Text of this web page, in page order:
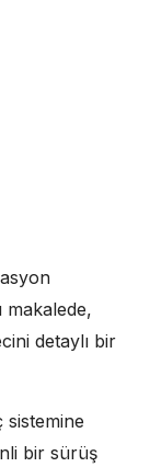
detaylı bir
sistemine
bir sürüş